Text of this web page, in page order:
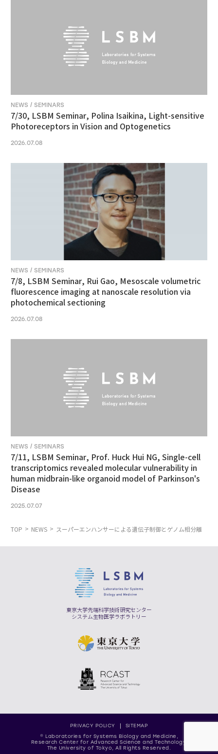
NEWS / SEMINARS
7/30, LSBM Seminar, Polina Isaikina, Light-sensitive
Photoreceptors in Vision and Optogenetics
2026.07.08
NEWS / SEMINARS
7/8, LSBM Seminar, Rui Gao, Mesoscale volumetric
fluorescence imaging at nanoscale resolution via
photochemical sectioning
2026.07.08
NEWS / SEMINARS
7/11, LSBM Seminar, Prof. Huck Hui NG, Single-cell
transcriptomics revealed molecular vulnerability in
human midbrain-like organoid model of Parkinson's
Disease
2025.07.07
TOP NEWS スーパーエンハンサーによる遺伝子制御とゲノム相分離
東京大学先端科学技術研究センター
システム生物医学ラボラトリー
PRIVACY POLICY
SITEMAP
© Laboratories for Systems Biology and Medicine,
Research Center for Advanced Science and Technology,
The University of Tokyo, All Rights Reserved.